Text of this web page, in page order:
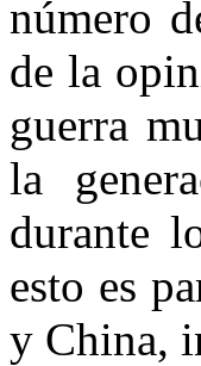
número
de la
guerra
la
durante
esto es
y China,